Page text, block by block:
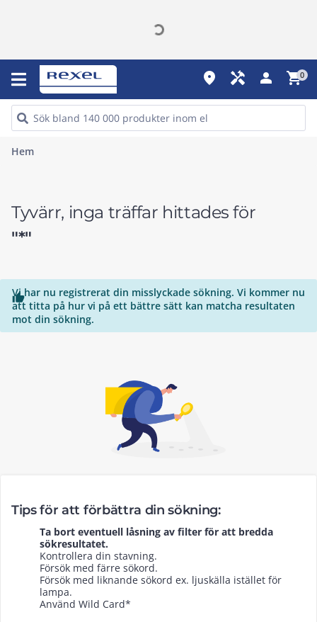
place handyman person shopping_cart0
Hem
Tyvärr, inga träffar hittades för
"*"

Vi har nu registrerat din misslyckade sökning. Vi kommer nu
att titta på hur vi på ett bättre sätt kan matcha resultaten
mot din sökning.
Tips för att förbättra din sökning:
Ta bort eventuell låsning av filter för att bredda
sökresultatet.
Kontrollera din stavning.
Försök med färre sökord.
Försök med liknande sökord ex. ljuskälla istället för
lampa.
Använd Wild Card*